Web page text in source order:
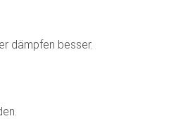
dämpfen besser.